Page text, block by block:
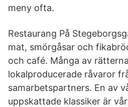
meny ofta.
Restaurang På
mat, smörgåsar och
och café. Många av
lokalproducerade råvaror
samarbetspartners. En av
uppskattade klassiker är